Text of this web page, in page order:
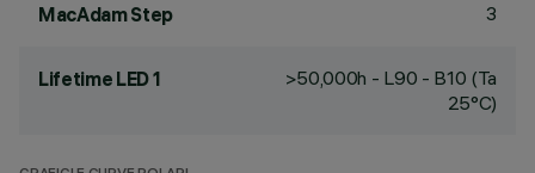
MacAdam Step 3
Lifetime LED 1
>50,000h - L90 - B10 (Ta
25°C)